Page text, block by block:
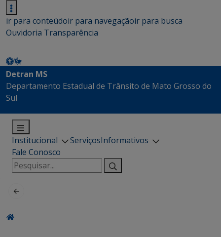
ir para conteúdoir para navegaçãoir para busca
Ouvidoria Transparência
Detran MS
Departamento Estadual de Trânsito de Mato Grosso do
Sul
Institucional ServiçosInformativos
Fale Conosco
Pesquisar
por: